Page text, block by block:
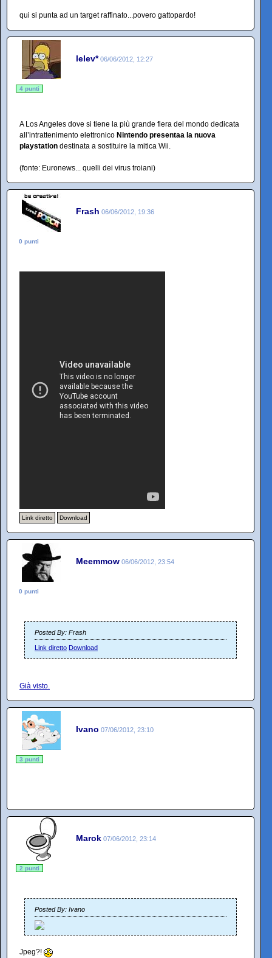
qui si punta ad un target raffinato...povero gattopardo!
lelev* 06/06/2012, 12:27
4 punti
A Los Angeles dove si tiene la più grande fiera del mondo dedicata
all’intrattenimento elettronico Nintendo presentaa la nuova
playstation destinata a sostituire la mitica Wii.
(fonte: Euronews... quelli dei virus troiani)
Frash 06/06/2012, 19:36
0 punti
Link diretto Download
Meemmow 06/06/2012, 23:54
0 punti
Posted By: Frash
Link diretto Download
Già visto.
Ivano 07/06/2012, 23:10
3 punti
Marok 07/06/2012, 23:14
2 punti
Posted By: Ivano
Jpeg?!